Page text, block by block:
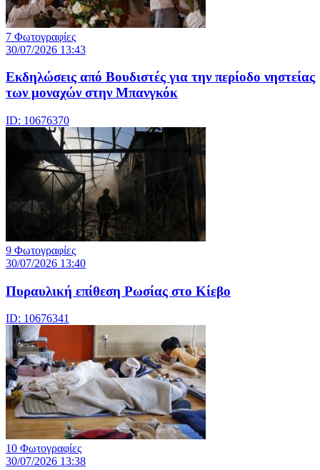
7 Φωτογραφίες
30/07/2026 13:43
Εκδηλώσεις από Βουδιστές για την περίοδο νηστείας
των μοναχών στην Μπανγκόκ
ID: 10676370
9 Φωτογραφίες
30/07/2026 13:40
Πυραυλική επίθεση Ρωσίας στο Κίεβο
ID: 10676341
10 Φωτογραφίες
30/07/2026 13:38